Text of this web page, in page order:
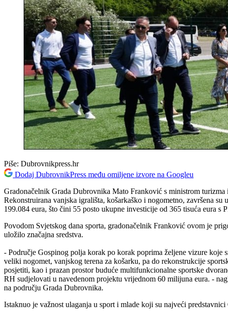
Piše: Dubrovnikpress.hr
Dodaj DubrovnikPress među omiljene izvore na Googleu
Gradonačelnik Grada Dubrovnika Mato Franković s ministrom
Rekonstruirana vanjska igrališta, košarkaško i nogometno, završena
199.084 eura, što čini 55 posto ukupne investicije od 365 tisuća eura s
Povodom Svjetskog dana sporta, gradonačelnik Franković ovom je
uložilo značajna sredstva.
- Područje Gospinog polja korak po korak poprima željene vizure koje
veliki nogomet, vanjskog terena za košarku, pa do rekonstrukcije
posjetiti, kao i prazan prostor buduće multifunkcionalne sportske
RH sudjelovati u navedenom projektu vrijednom 60 milijuna eura. -
na području Grada Dubrovnika.
Istaknuo je važnost ulaganja u sport i mlade koji su najveći